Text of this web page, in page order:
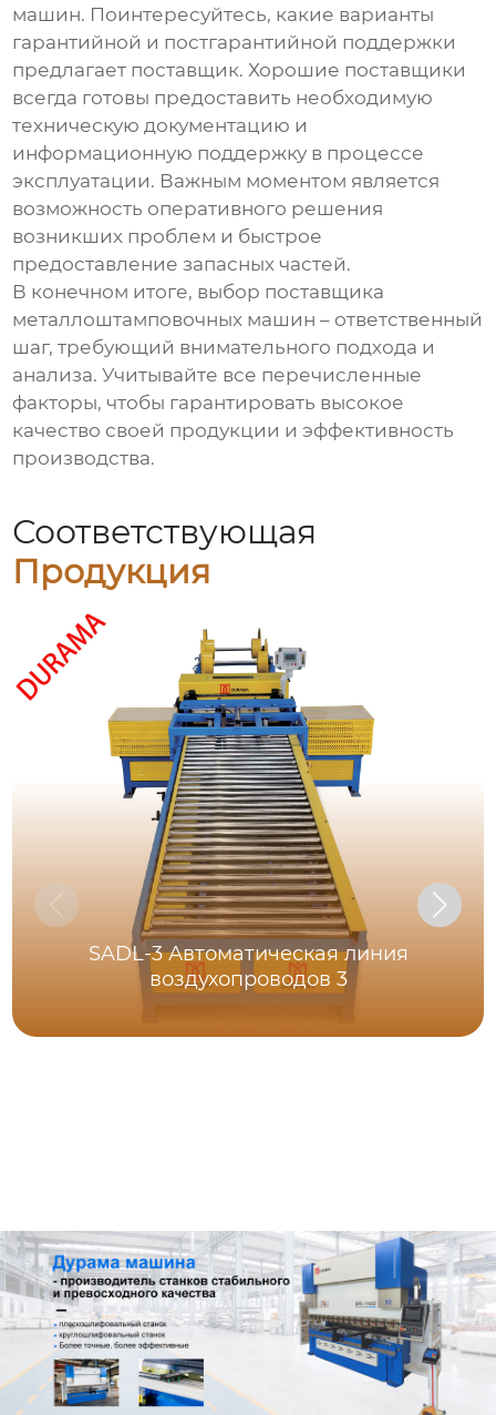
машин. Поинтересуйтесь, какие варианты
гарантийной и постгарантийной поддержки
предлагает поставщик. Хорошие поставщики
всегда готовы предоставить необходимую
техническую документацию и
информационную поддержку в процессе
эксплуатации. Важным моментом является
возможность оперативного решения
возникших проблем и быстрое
предоставление запасных частей.
В конечном итоге, выбор поставщика
металлоштамповочных машин – ответственный
шаг, требующий внимательного подхода и
анализа. Учитывайте все перечисленные
факторы, чтобы гарантировать высокое
качество своей продукции и эффективность
производства.
Соответствующая
Продукция
SADL-3 Автоматическая линия
воздухопроводов 3